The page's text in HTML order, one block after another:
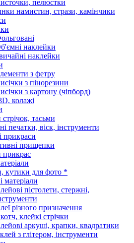
пелюстки
намистин, стрази, камінчики
наклейки
наклейки
з фетру
з пінорезини
з картону (чіпборд)
колажі
тасьми
печатки, віск, інструменти
прикраси
прищепки
прикрас
кутики для фото *
матеріали
пістолети, стержні,
різного призначення
клейкі стрічки
аркуші, крапки, квадратики
з глітером, інструменти